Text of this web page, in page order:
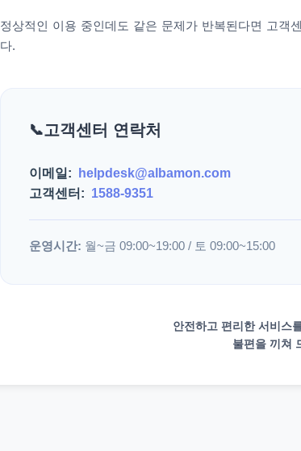
정상적인 이용 중인데도 같은 문제가 반복된다면 고객
다.
고객센터 연락처
이메일:
helpdesk@albamon.com
고객센터: 1588-9351
운영시간: 월~금 09:00~19:00 / 토 09:00~15:00
안전하고 편리한 서비스
불편을 끼쳐